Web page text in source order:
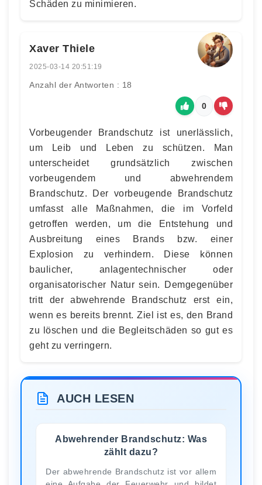
Schäden zu minimieren.
Xaver Thiele
2025-03-14 20:51:19
Anzahl der Antworten : 18
0
Vorbeugender Brandschutz ist unerlässlich,
um Leib und Leben zu schützen. Man
unterscheidet grundsätzlich zwischen
vorbeugendem und abwehrendem
Brandschutz. Der vorbeugende Brandschutz
umfasst alle Maßnahmen, die im Vorfeld
getroffen werden, um die Entstehung und
Ausbreitung eines Brands bzw. einer
Explosion zu verhindern. Diese können
baulicher, anlagentechnischer oder
organisatorischer Natur sein. Demgegenüber
tritt der abwehrende Brandschutz erst ein,
wenn es bereits brennt. Ziel ist es, den Brand
zu löschen und die Begleitschäden so gut es
geht zu verringern.
AUCH LESEN
Abwehrender Brandschutz: Was
zählt dazu?
Der abwehrende Brandschutz ist vor allem